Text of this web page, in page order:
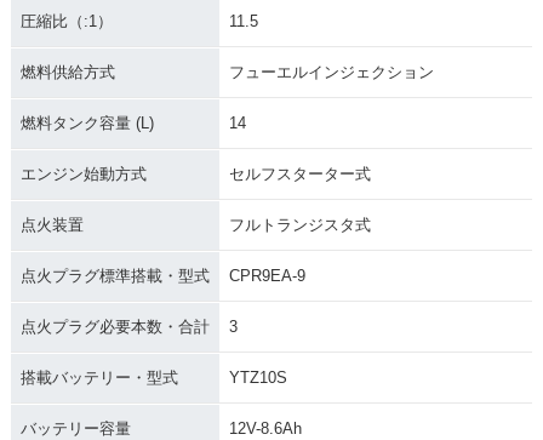
圧縮比（:1） 11.5
燃料供給方式 フューエルインジェクション
燃料タンク容量 (L) 14
エンジン始動方式 セルフスターター式
点火装置 フルトランジスタ式
点火プラグ標準搭載・型式 CPR9EA-9
点火プラグ必要本数・合計 3
搭載バッテリー・型式 YTZ10S
バッテリー容量 12V-8.6Ah